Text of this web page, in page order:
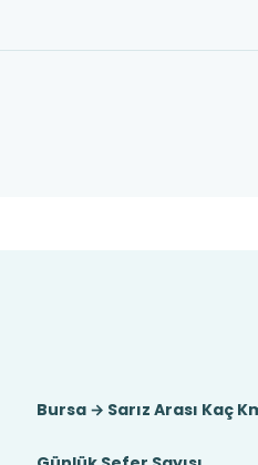
Bursa → Sarız Arası Kaç